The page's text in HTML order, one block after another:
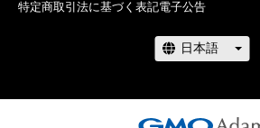
特定商取引法に基づく表記電子公告